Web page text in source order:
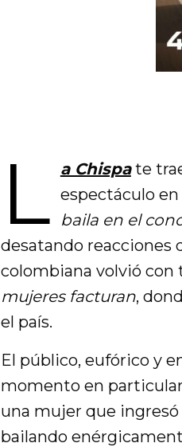
L a Chispate
espectáculo
baila en el
desatando reacciones
colombiana volvió con
mujeres facturan,
el país.
El público, eufórico y
momento en
una mujer que
bailando